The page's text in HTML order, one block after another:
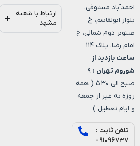
احمدآباد مستوفی،
بلوار ابولقاسم، خ
صنوبر دوم شمالی، خ
امام رضا، پلاک ۱۱۴
ساعت بازدید از
شوروم تهران : ۹
صبح الی ۵.۳۰ ( همه
روزه به غیر از جمعه
و ایام تعطیل )
تلفن ثابت :
۹۱۰۹۶۷۳۷ -
ارتباط با شعبه
مشهد